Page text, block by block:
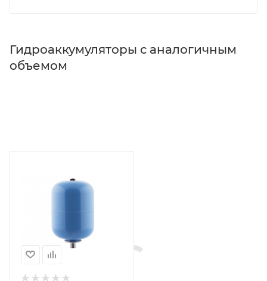
Гидроаккумуляторы с аналогичным
объемом